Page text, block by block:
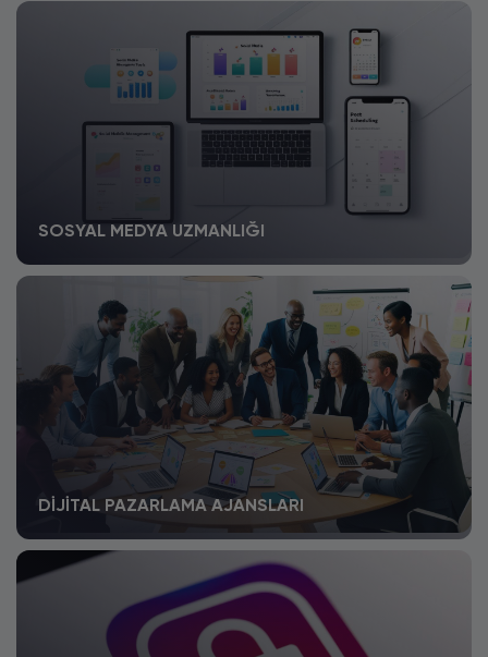
SOSYAL MEDYA UZMANLIĞI
DIJITAL PAZARLAMA AJANSLARI